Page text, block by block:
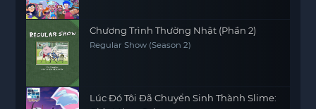
Chương Trình Thường Nhật (Phần 2)
Regular Show (Season 2)
Lúc Đó Tôi Đã Chuyển Sinh Thành Slime: